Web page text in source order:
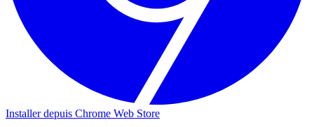
Installer depuis Chrome Web Store